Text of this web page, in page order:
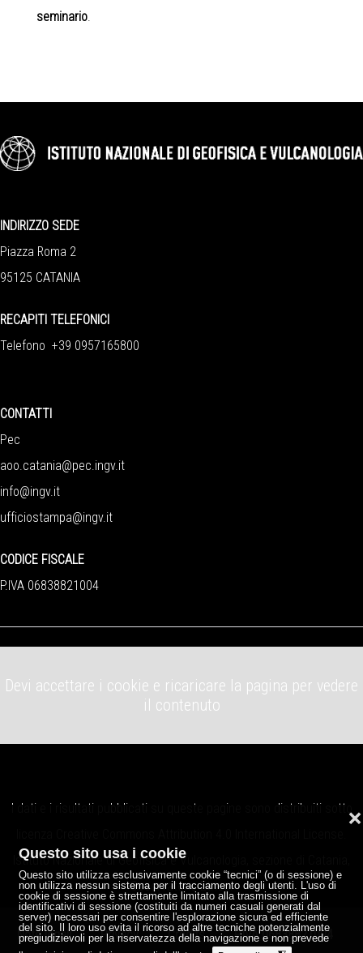
Questo sito usa i cookie
Questo sito utilizza esclusivamente cookie “tecnici” (o di sessione) e
non utilizza nessun sistema per il tracciamento degli utenti. L'uso di
cookie di sessione è strettamente limitato alla trasmissione di
identificativi di sessione (costituiti da numeri casuali generati dal
server) necessari per consentire l'esplorazione sicura ed efficiente
del sito. Il loro uso evita il ricorso ad altre tecniche potenzialmente
pregiudizievoli per la riservatezza della navigazione e non prevede
❌
seminario.
INDIRIZZO SEDE
Piazza Roma 2
95125 CATANIA
RECAPITI TELEFONICI
Telefono +39 0957165800
CONTATTI
Pec
aoo.catania@pec.ingv.it
info@ingv.it
ufficiostampa@ingv.it
CODICE FISCALE
P.IVA 06838821004
Devi accettare i cookie e ricaricare la pagina per vedere
il contenuto
I dati e i risultati pubblicati su queste pagine sono distribuiti sotto
Istituto Nazionale di Geofisica e Vulcanologia, sezione di Catania,
Osservatorio Etneo.
Note legali Privacy Credits P.IVA 06838821004